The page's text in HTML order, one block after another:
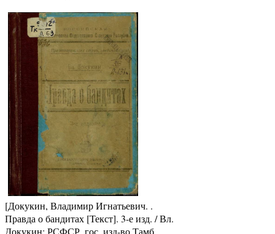
[Докукин, Владимир Игнатьевич. .
Правда о бандитах [Текст]. 3-е изд. / Вл.
Докукин; РСФСР, гос. изд-во Тамб.